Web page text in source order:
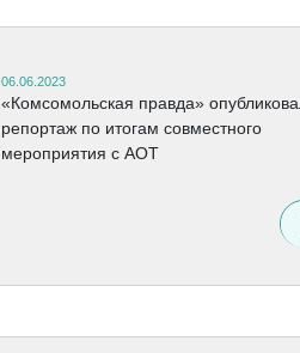
06.06.2023
«Комсомольская правда»
репортаж по итогам совместного
мероприятия с АОТ